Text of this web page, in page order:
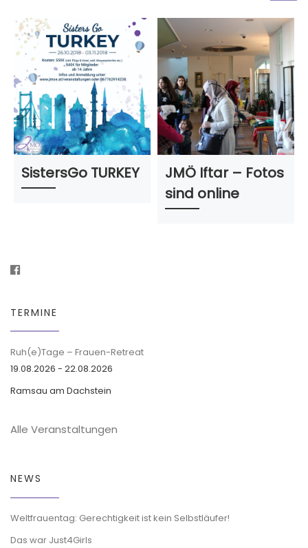
SistersGo TURKEY
JMÖ Iftar – Fotos
sind online
TERMINE
Ruh(e)Tage – Frauen-Retreat
19.08.2026 - 22.08.2026
Ramsau am Dachstein
Alle Veranstaltungen
NEWS
Weltfrauentag: Gerechtigkeit ist kein Selbstläufer!
Das war Just4Girls